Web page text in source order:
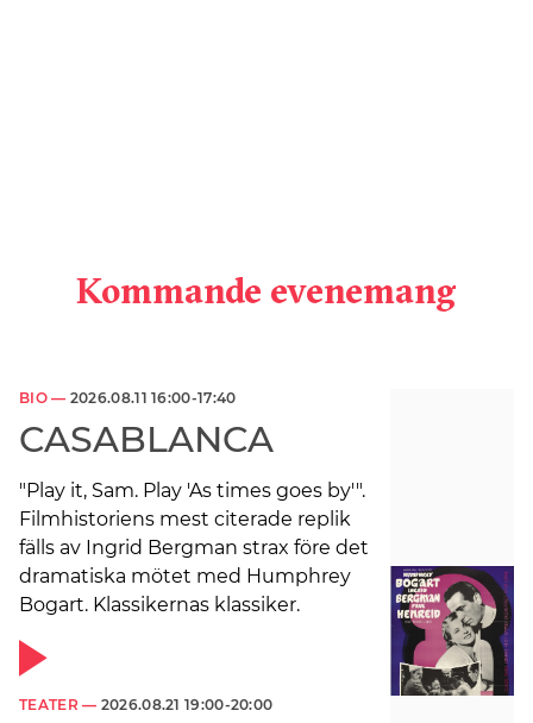
Kommande evenemang
BIO — 2026.08.11 16:00-17:40
CASABLANCA
"Play it, Sam. Play 'As times goes by'".
Filmhistoriens mest citerade replik
fälls av Ingrid Bergman strax före det
dramatiska mötet med Humphrey
Bogart. Klassikernas klassiker.
TEATER — 2026.08.21 19:00-20:00